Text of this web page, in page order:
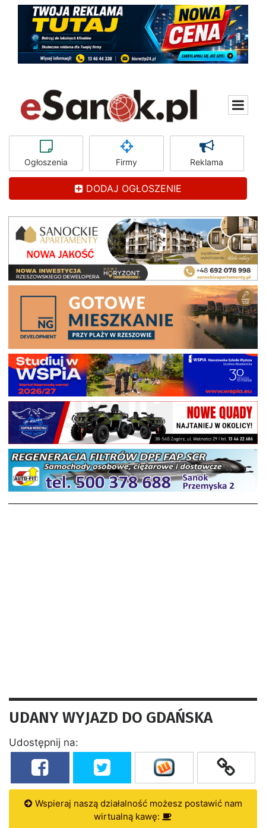
Ogłoszenia Firmy Reklama
DODAJ OGŁOSZENIE
UDANY WYJAZD DO GDAŃSKA
Udostępnij na:
Wspieraj naszą działalność możesz postawić nam
wirtualną kawę: